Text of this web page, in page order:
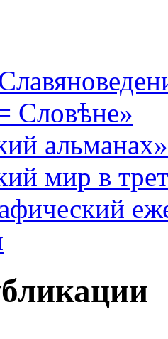
Словѣне»
альманах»
мир в